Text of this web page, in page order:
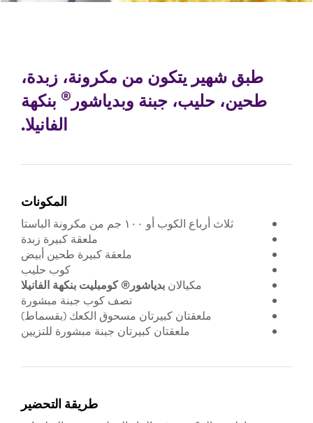
طبق شهير يتكون من مكرونة، زبدة،
طحين، حليب، جبنة وبدياشور ® بنكهة
الفانيلا.
المكونات
ثلاث أرباع الكوب أو ١٠٠ جم من مكرونة الباستا
ملعقة كبيرة زبدة
ملعقة كبيرة طحين أبيض
كوب حليب
مكيالان بدياشور® كومبليت بنكهة الفانيلا
نصف كوب جبنة مبشورة
ملعقتان كبيرتان مسحوق الكعك (بقسماط)
ملعقتان كبيرتان جبنة مبشورة للتزيين
طريقة التحضير